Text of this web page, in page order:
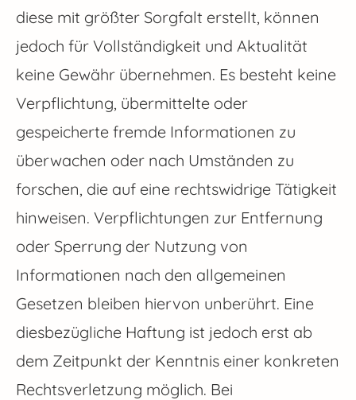
diese mit größter Sorgfalt erstellt, können
jedoch für Vollständigkeit und Aktualität
keine Gewähr übernehmen. Es besteht keine
Verpflichtung, übermittelte oder
gespeicherte fremde Informationen zu
überwachen oder nach Umständen zu
forschen, die auf eine rechtswidrige Tätigkeit
hinweisen. Verpflichtungen zur Entfernung
oder Sperrung der Nutzung von
Informationen nach den allgemeinen
Gesetzen bleiben hiervon unberührt. Eine
diesbezügliche Haftung ist jedoch erst ab
dem Zeitpunkt der Kenntnis einer konkreten
Rechtsverletzung möglich. Bei